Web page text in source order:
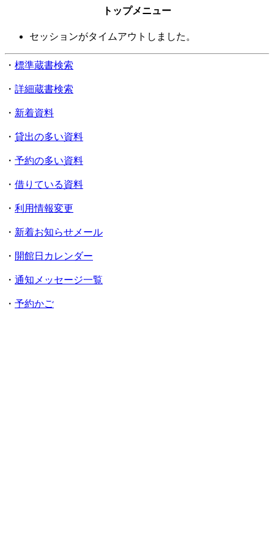
トップメニュー
セッションがタイムアウトしました。
・ 標準蔵書検索
・ 詳細蔵書検索
・ 新着資料
・ 貸出の多い資料
・ 予約の多い資料
・ 借りている資料
・ 利用情報変更
・ 新着お知らせメール
・ 開館日カレンダー
・ 通知メッセージ一覧
・ 予約かご